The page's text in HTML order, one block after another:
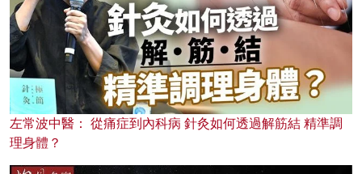
左常波中醫： 從痛症到內科病 針灸如何透過解筋結 精準調
理身體？